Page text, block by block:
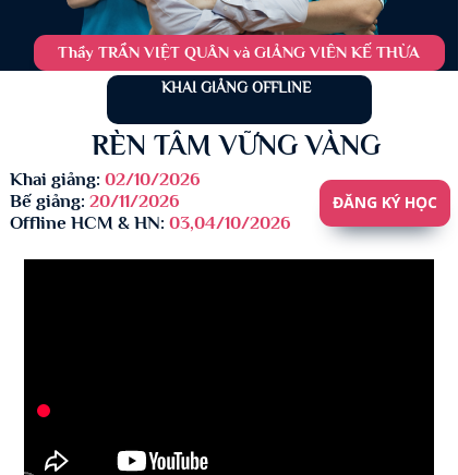
Thầy TRẦN VIỆT QUÂN và GIẢNG VIÊN KẾ THỪA
Khai giảng: 02/10/2026
Bế giảng: 20/11/2026
Offline HCM & HN: 03,04/10/2026
ĐĂNG KÝ HỌC
RÈN TÂM VỮNG VÀNG
KHAI GIẢNG OFFLINE